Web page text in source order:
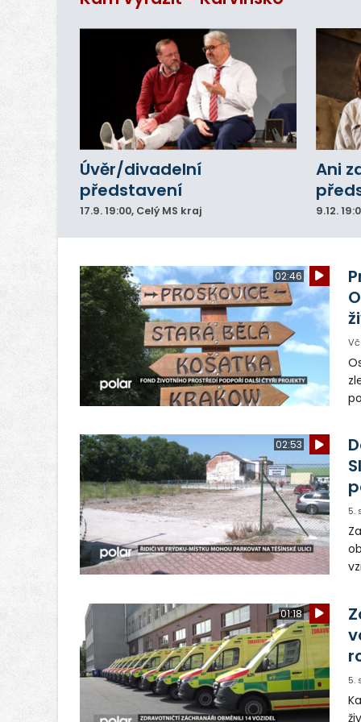
Úvěr/divadelní
představení
17.9.19:00, Celý MS kraj
Ani
9.12.
02:46
02:53
5.
01:18
5.